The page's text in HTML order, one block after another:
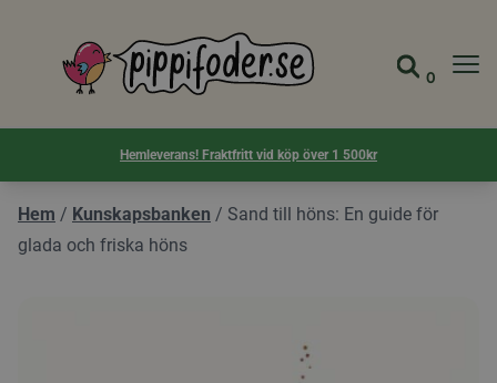
Pippifoder logotyp Gå till
Visa
0
Hemleverans! Fraktfritt vid köp över 1 500kr
Hem / Kunskapsbanken / Sand till höns: En guide för
glada och friska höns